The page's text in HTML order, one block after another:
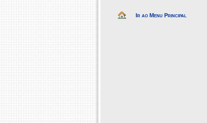
Ir ao Menu Principal